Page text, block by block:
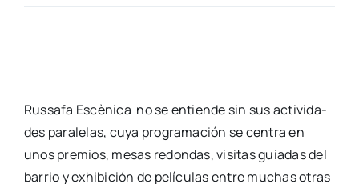
Rus­sa­fa Escè­ni­ca no se entien­de sin sus acti­vi­da­
des para­le­las, cuya pro­gra­ma­ción se cen­tra en
unos pre­mios, mesas redon­das, visi­tas guia­das del
barrio y exhi­bi­ción de pelí­cu­las entre muchas otras